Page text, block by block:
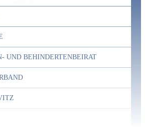
UND BEHINDERTENBEIRAT